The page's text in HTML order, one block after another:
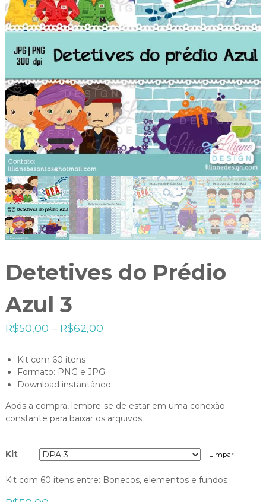
Detetives do Prédio
Azul 3
R$50,00 – R$62,00
Kit com 60 itens
Formato: PNG e JPG
Download instantâneo
Após a compra, lembre-se de estar em uma conexão
constante para baixar os arquivos
Kit Limpar
Kit com 60 itens entre: Bonecos, elementos e fundos